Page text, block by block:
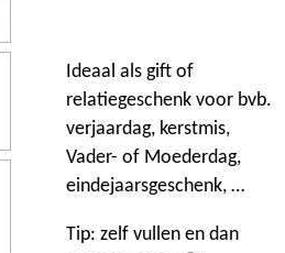
Ideaal als gift of
relatiegeschenk voor bvb.
verjaardag, kerstmis,
Vader- of Moederdag,
eindejaarsgeschenk, …
Tip: zelf vullen en dan